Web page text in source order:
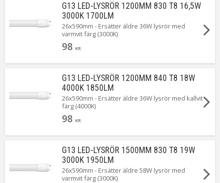
G13 LED-LYSRÖR 1200MM 830 T8 16,5W
3000K 1700LM
26x590mm - Ersätter äldre 36W lysrör med
varmvit färg (3000K)
98 KR
G13 LED-LYSRÖR 1200MM 840 T8 18W
4000K 1850LM
26x590mm - Ersätter äldre 36W lysrör med kallvit
färg (4000K)
98 KR
G13 LED-LYSRÖR 1500MM 830 T8 19W
3000K 1950LM
26x590mm - Ersätter äldre 58W lysrör med
varmvit färg (3000K)